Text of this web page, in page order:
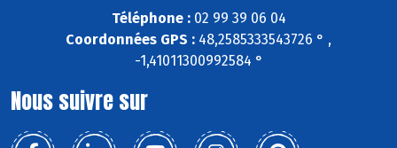
Téléphone :02 99 39 06 04
Coordonnées GPS : 48,2585333543726 ° ,
-1,41011300992584 °
Nous suivre sur